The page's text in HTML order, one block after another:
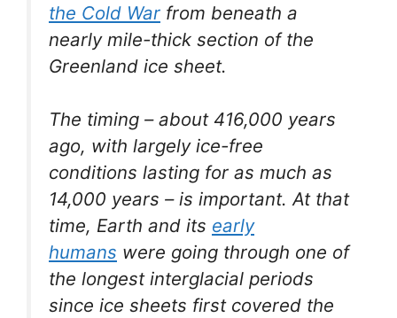
the Cold War from beneath a
nearly mile-thick section of the
Greenland ice sheet.
The timing – about 416,000 years
ago, with largely ice-free
conditions lasting for as much as
14,000 years – is important. At that
time, Earth and its early
humans were going through one of
the longest interglacial periods
since ice sheets first covered the